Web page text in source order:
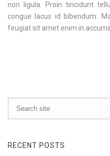
non ligula. Proin tincidunt
congue lacus id bibendum.
feugiat sit amet enim in
RECENT POSTS